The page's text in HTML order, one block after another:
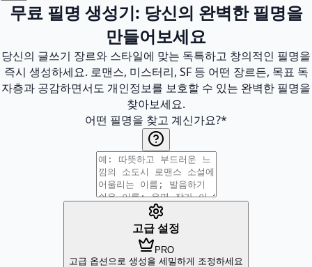
무료 필명 생성기: 당신의 완벽한 필명을
만들어보세요
당신의 글쓰기 장르와 스타일에 맞는 독특하고 창의적인 필명을
즉시 생성하세요. 로맨스, 미스터리, SF 등 어떤 장르든, 목표 독
자층과 공감하면서도 개인정보를 보호할 수 있는 완벽한 필명을
찾아보세요.
어떤 필명을 찾고 계신가요?*
고급 설정
PRO
고급 옵션으로 생성을 세밀하게 조정하세요